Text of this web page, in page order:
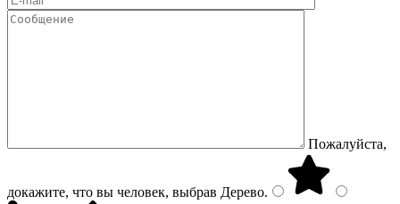
Пожалуйста,
докажите, что вы человек, выбрав Дерево.